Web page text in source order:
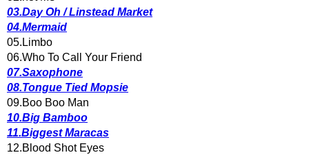
03.Day Oh / Linstead Market
04.Mermaid
05.Limbo
06.Who To Call Your Friend
07.Saxophone
08.Tongue Tied Mopsie
09.Boo Boo Man
10.Big Bamboo
11.Biggest Maracas
12.Blood Shot Eyes